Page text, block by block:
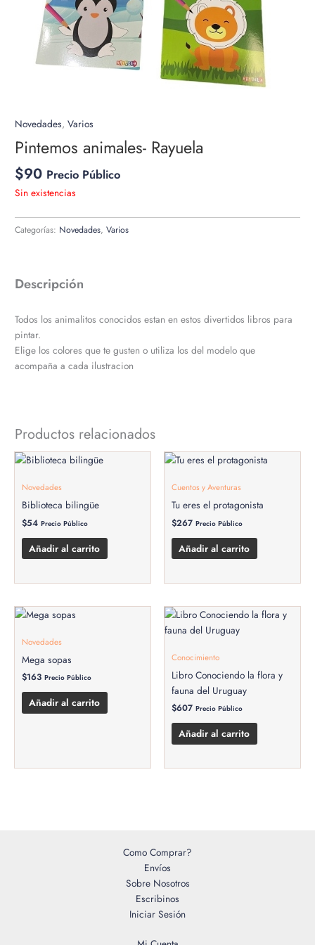
Novedades,Varios
Pintemos animales- Rayuela
$90 Precio Público
Sin existencias
Categorías: Novedades,Varios
Descripción
Todos los animalitos conocidos estan en estos divertidos libros para
pintar.
Elige los colores que te gusten o utiliza los del modelo que
acompaña a cada ilustracion
Productos relacionados
Novedades
Biblioteca bilingüe
$54 Precio Público
Añadir al carrito
Cuentos y Aventuras
Tu eres el protagonista
$267 Precio Público
Añadir al carrito
Novedades
Mega sopas
$163 Precio Público
Añadir al carrito
Conocimiento
Libro Conociendo la flora y
fauna del Uruguay
$607 Precio Público
Añadir al carrito
Como Comprar?
Envíos
Sobre Nosotros
Escribinos
Iniciar Sesión